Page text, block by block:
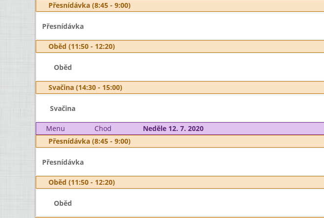
Přesnídávka (8:45 - 9:00)
Přesnídávka
Oběd (11:50 - 12:20)
Oběd
Svačina (14:30 - 15:00)
Svačina
Menu Chod
Neděle 12. 7. 2020
Přesnídávka (8:45 - 9:00)
Přesnídávka
Oběd (11:50 - 12:20)
Oběd